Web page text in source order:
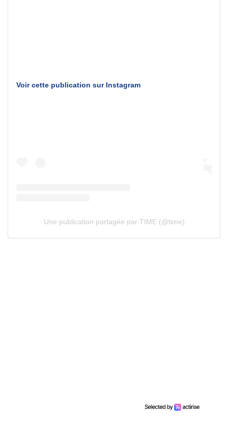
Voir cette publication sur Instagram
Une publication partagée par TIME (@time)